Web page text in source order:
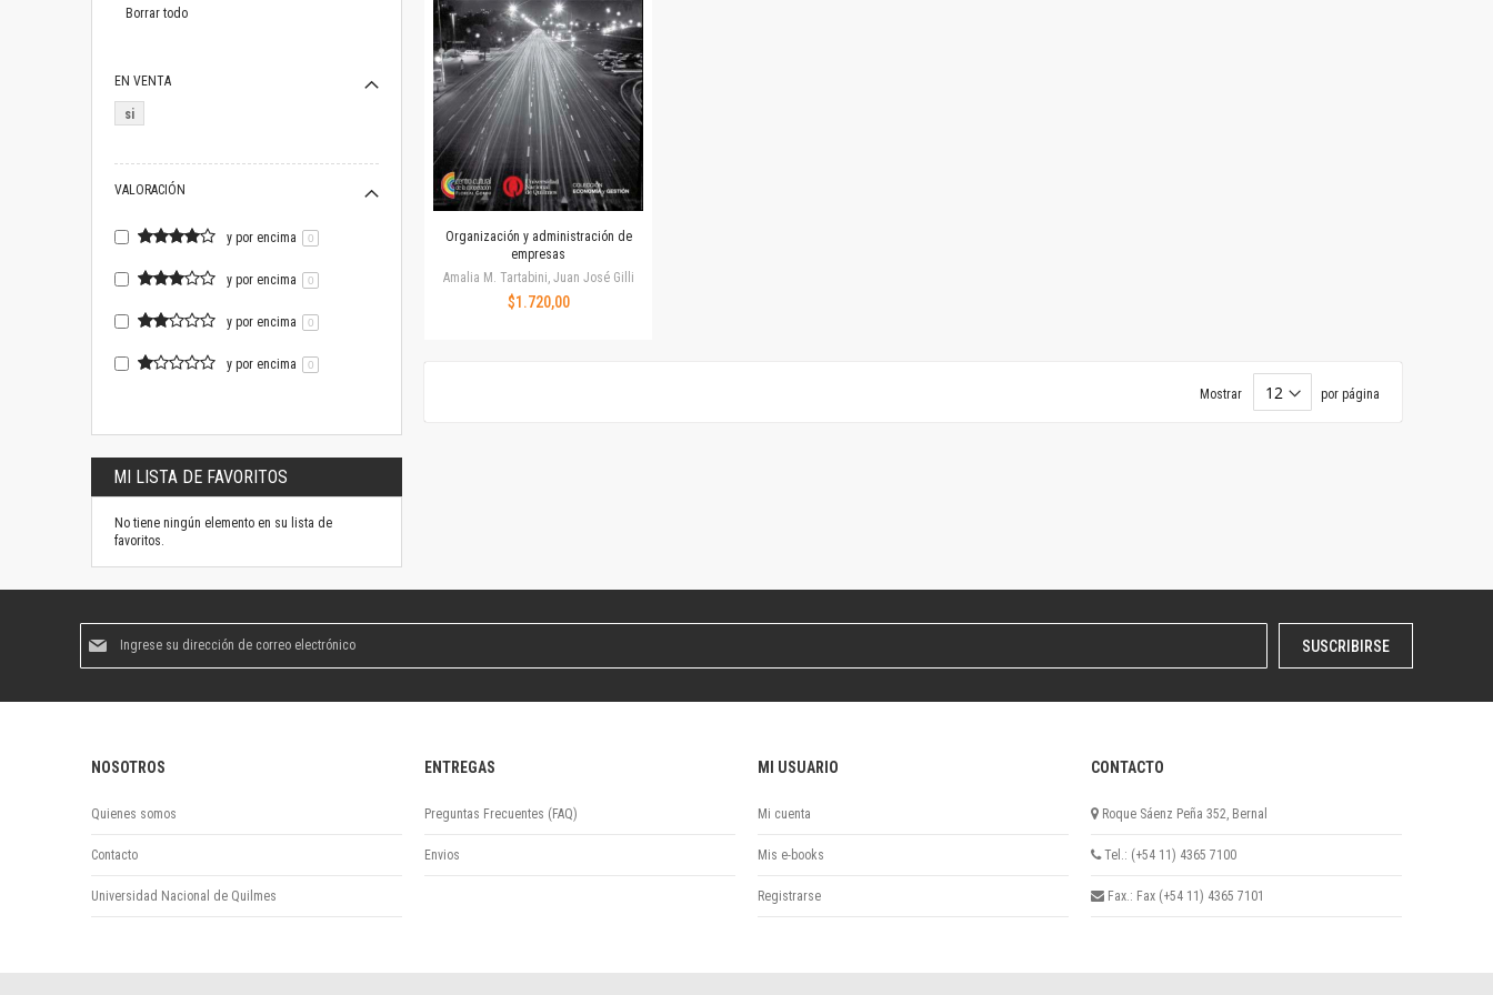
Revista de Ciencias Sociales. Segunda época
Fondo editorial
Biomedicina
Coediciones
Jornadas académicas
La ideología argentina
Libros de arte
Otros títulos
Textos para la enseñanza universitaria
Intersecciones
Convergencia. Entre memoria y sociedad
Filosofía y ciencia
Colecciones
Series
Encuentros
Organización y administración de
empresas
Amalia M. Tartabini, Juan José Gilli
$1.720,00
Mostrar por página
artículo
Borrar todo
EN VENTA
si
VALORACIÓN
y por encima 0
y por encima 0
y por encima 0
y por encima 0
MI LISTA DE FAVORITOS
No tiene ningún elemento en su lista de
favoritos.
boletín
SUSCRIBIRSE
NOSOTROS
Quienes somos
Contacto
Universidad Nacional de Quilmes
ENTREGAS
Preguntas Frecuentes (FAQ)
Envios
MI USUARIO
Mi cuenta
Mis e-books
Registrarse
CONTACTO
Roque Sáenz Peña 352, Bernal
Tel.: (+54 11) 4365 7100
Fax.: Fax (+54 11) 4365 7101